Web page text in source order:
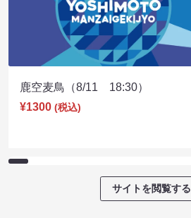
鹿空麦鳥（8/11 18:30）
¥1300 (税込)
サイトを閲覧する